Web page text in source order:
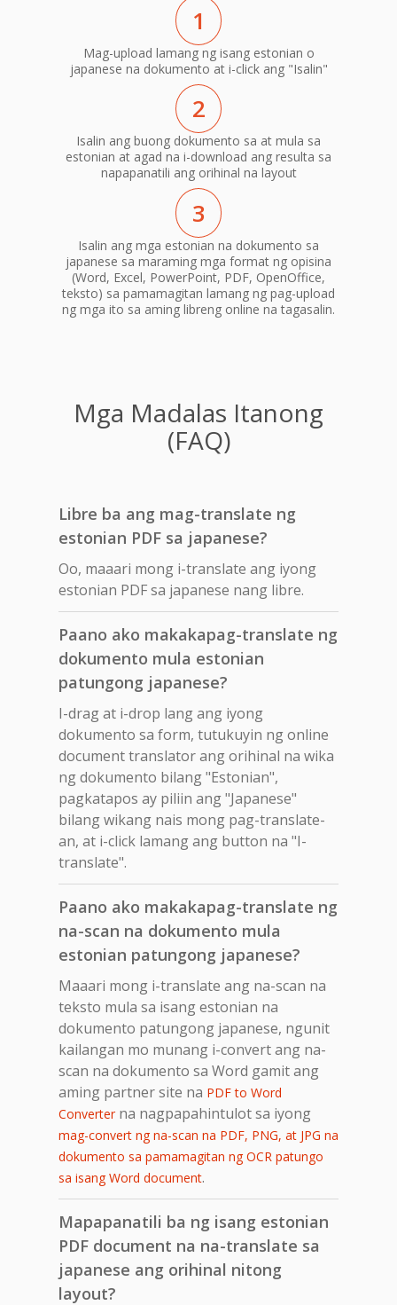
1
Mag-upload lamang ng isang estonian o
japanese na dokumento at i-click ang "Isalin"
2
Isalin ang buong dokumento sa at mula sa
estonian at agad na i-download ang resulta sa
napapanatili ang orihinal na layout
3
Isalin ang mga estonian na dokumento sa
japanese sa maraming mga format ng opisina
(Word, Excel, PowerPoint, PDF, OpenOffice,
teksto) sa pamamagitan lamang ng pag-upload
ng mga ito sa aming libreng online na tagasalin.
Mga Madalas Itanong
(FAQ)
Libre ba ang mag-translate ng
estonian PDF sa japanese?
Oo, maaari mong i-translate ang iyong
estonian PDF sa japanese nang libre.
Paano ako makakapag-translate ng
dokumento mula estonian
patungong japanese?
I-drag at i-drop lang ang iyong
dokumento sa form, tutukuyin ng online
document translator ang orihinal na wika
ng dokumento bilang "Estonian",
pagkatapos ay piliin ang "Japanese"
bilang wikang nais mong pag-translate-
an, at i-click lamang ang button na "I-
translate".
Paano ako makakapag-translate ng
na-scan na dokumento mula
estonian patungong japanese?
Maaari mong i-translate ang na-scan na
teksto mula sa isang estonian na
dokumento patungong japanese, ngunit
kailangan mo munang i-convert ang na-
scan na dokumento sa Word gamit ang
aming partner site na PDF to Word
Converterna nagpapahintulot sa iyong
mag-convert ng na-scan na PDF, PNG, at JPG na
dokumento sa pamamagitan ng OCR patungo
sa isang Word document.
Mapapanatili ba ng isang estonian
PDF document na na-translate sa
japanese ang orihinal nitong
layout?